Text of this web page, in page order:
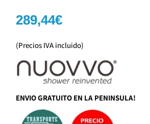
289,44€
(Precios IVA incluido)
ENVIO GRATUITO EN LA PENINSULA!